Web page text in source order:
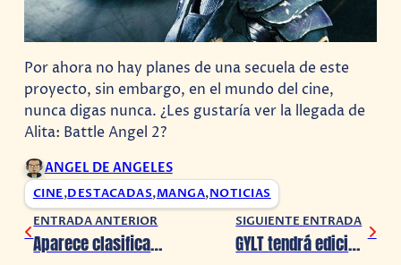
Por ahora no hay planes de una secuela de este
proyecto, sin embargo, en el mundo del cine,
nunca digas nunca. ¿Les gustaría ver la llegada de
Alita: Battle Angel 2?
ANGEL DE ANGELES
CINE,DESTACADAS,MANGA,NOTICIAS
ENTRADA ANTERIOR
Aparece clasificado Red Dead Redemption
SIGUIENTE ENTRADA
GYLT tendrá edición en formato físico y también una de colección